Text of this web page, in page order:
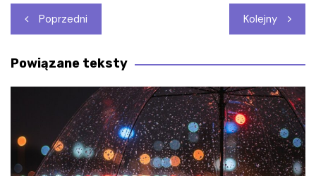
Nawigacja
wpisu
Poprzedni Kolejny
Powiązane teksty